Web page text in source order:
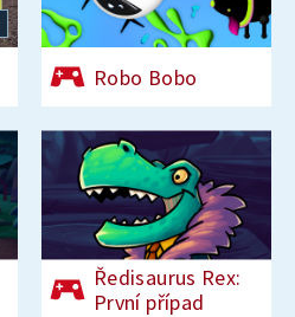
Robo Bobo
Ředisaurus Rex:
První případ